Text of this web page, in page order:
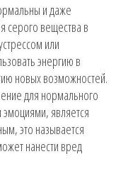
и даже
серого вещества в
или
энергию в
новых возможностей.
для нормального
эмоциями, является
это называется
нанести вред